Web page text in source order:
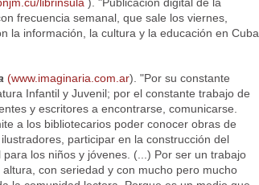
frecuencia semanal, que sale los viernes,
la información, la cultura y la educación en Cuba
(www.imaginaria.com.ar). "Por su constante
Infantil y Juvenil; por el constante trabajo de
y escritores a encontrarse, comunicarse.
a los bibliotecarios poder conocer obras de
participar en la construcción del
los niños y jóvenes. (...) Por ser un trabajo
con seriedad y con mucho pero mucho